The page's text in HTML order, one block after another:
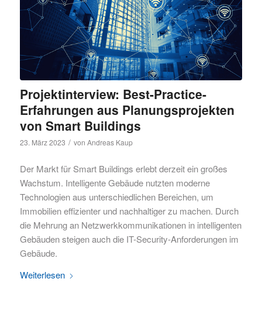
Projektinterview: Best-Practice-
Erfahrungen aus Planungsprojekten
von Smart Buildings
23. März 2023 / von Andreas Kaup
Der Markt für Smart Buildings erlebt derzeit ein großes
Wachstum. Intelligente Gebäude nutzten moderne
Technologien aus unterschiedlichen Bereichen, um
Immobilien effizienter und nachhaltiger zu machen. Durch
die Mehrung an Netzwerkkommunikationen in intelligenten
Gebäuden steigen auch die IT-Security-Anforderungen im
Gebäude.
Weiterlesen